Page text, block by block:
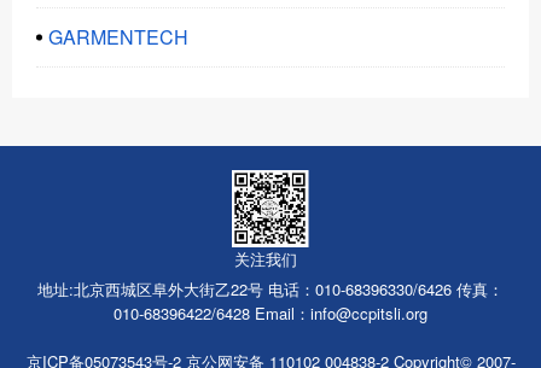
GARMENTECH
关注我们
地址:北京西城区阜外大街乙22号 电话：010-68396330/6426 传真：
010-68396422/6428 Email： info@ccpitsli.org
京ICP备05073543号-2 京公网安备 110102 004838-2 Copyright© 2007-